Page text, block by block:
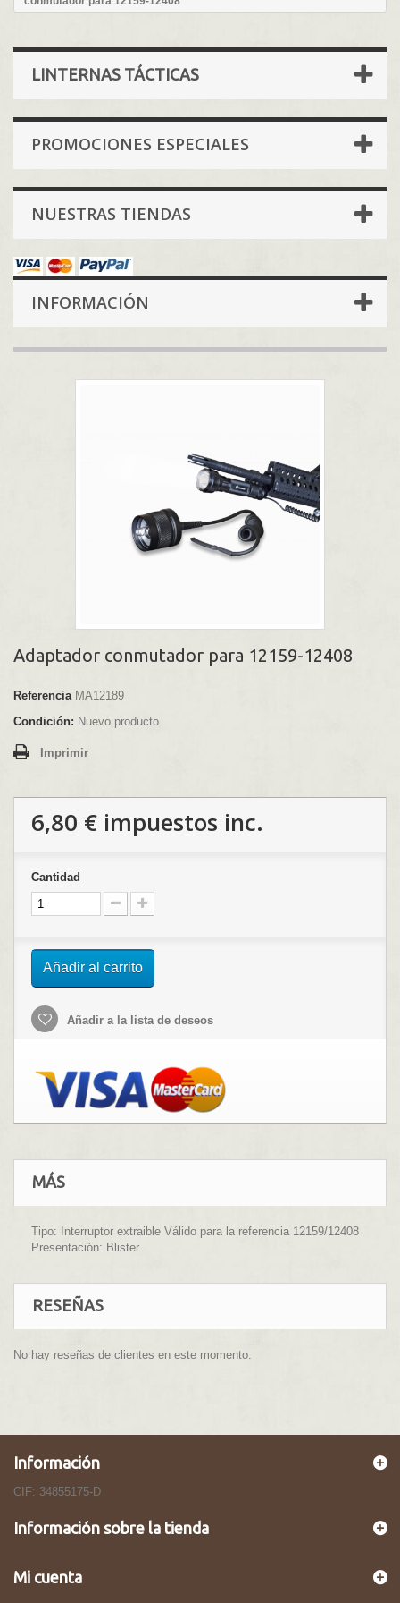
LINTERNAS TÁCTICAS
PROMOCIONES ESPECIALES
NUESTRAS TIENDAS
INFORMACIÓN
Adaptador conmutador para 12159-12408
Referencia MA12189
Condición: Nuevo producto
Imprimir
6,80 € impuestos inc.
Cantidad
Añadir al carrito
Añadir a la lista de deseos
MÁS
Tipo: Interruptor extraible Válido para la referencia 12159/12408
Presentación: Blister
RESEÑAS
No hay reseñas de clientes en este momento.
Información
CIF: 34855175-D
Información sobre la tienda
Mi cuenta